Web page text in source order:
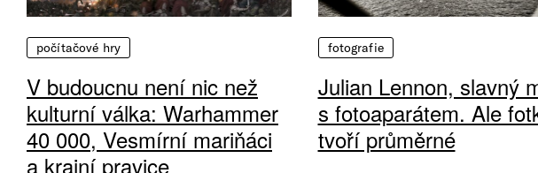
počítačové hry
V budoucnu není nic než
kulturní válka: Warhammer
40 000, Vesmírní mariňáci
a krajní pravice
fotografie
Julian Lennon, slavný
s fotoaparátem. Ale
tvoří průměrné